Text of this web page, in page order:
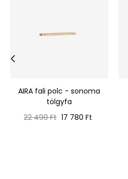
AIRA fali polc - sonoma
tölgyfa
Normál
22 490 Ft Ár
17 780 Ft